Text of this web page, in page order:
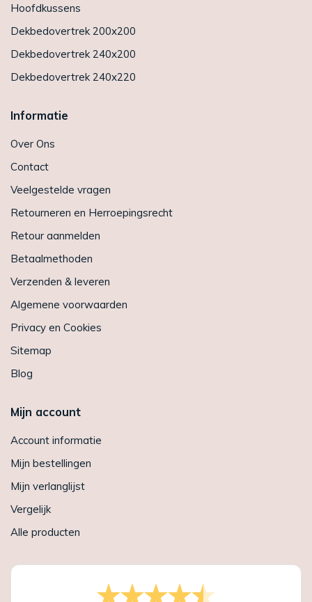
Hoofdkussens
Dekbedovertrek 200x200
Dekbedovertrek 240x200
Dekbedovertrek 240x220
Informatie
Over Ons
Contact
Veelgestelde vragen
Retourneren en Herroepingsrecht
Retour aanmelden
Betaalmethoden
Verzenden & leveren
Algemene voorwaarden
Privacy en Cookies
Sitemap
Blog
Mijn account
Account informatie
Mijn bestellingen
Mijn verlanglijst
Vergelijk
Alle producten